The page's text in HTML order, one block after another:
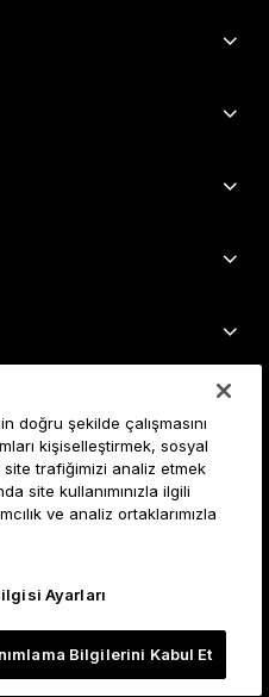
doğru şekilde çalışmasını
kişiselleştirmek, sosyal
trafiğimizi analiz etmek
site kullanımınızla ilgili
ve analiz ortaklarımızla
Ayarları
Bilgilerini Kabul Et